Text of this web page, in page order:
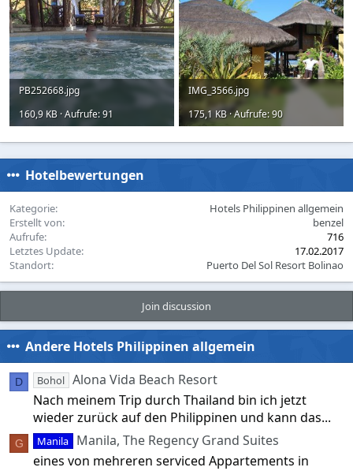
PB252668.jpg
160,9 KB · Aufrufe: 91
IMG_3566.jpg
175,1 KB · Aufrufe: 90
Hotelbewertungen
Kategorie
Hotels Philippinen allgemein
Erstellt von
benzel
Aufrufe
716
Letztes Update
17.02.2017
Standort
Puerto Del Sol Resort Bolinao
Join discussion
Andere Hotels Philippinen allgemein
D Bohol Alona Vida Beach Resort
Nach meinem Trip durch Thailand bin ich jetzt
wieder zurück auf den Philippinen und kann das...
G Manila
Manila, The Regency Grand Suites
eines von mehreren serviced Appartements in